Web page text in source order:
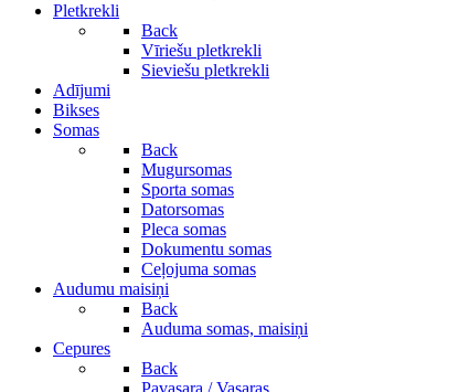
Pletkrekli
Back
Vīriešu pletkrekli
Sieviešu pletkrekli
Adījumi
Bikses
Somas
Back
Mugursomas
Sporta somas
Datorsomas
Pleca somas
Dokumentu somas
Ceļojuma somas
Audumu maisiņi
Back
Auduma somas, maisiņi
Cepures
Back
Pavasara / Vasaras